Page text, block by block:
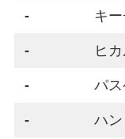
- キ
- ヒ
- パ
- ハン